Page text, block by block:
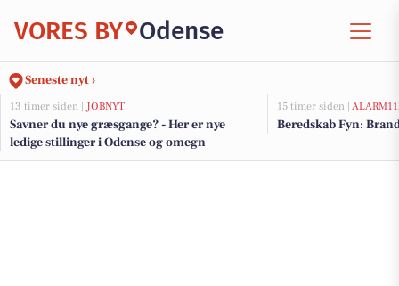
VORES BY Odense
Seneste nyt ›
13 timer siden | JOBNYT
Savner du nye græsgange? - Her er nye
ledige stillinger i Odense og omegn
15 timer siden |
Beredskab Fyn: